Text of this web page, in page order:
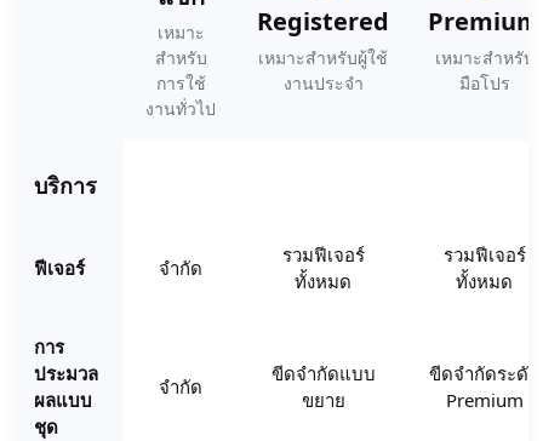
เหมาะ
สำหรับ
การใช้
งานทั่วไป
Registered
เหมาะสำหรับผู้ใช้
งานประจำ
Premium
เหมาะสำหรับ
มือโปร
บริการ
ฟีเจอร์ จำกัด
รวมฟีเจอร์
ทั้งหมด
รวมฟีเจอร์
ทั้งหมด
การ
ประมวล
ผลแบบ
ชุด
จำกัด
ขีดจำกัดแบบ
ขยาย
ขีดจำกัดระดับ
Premium